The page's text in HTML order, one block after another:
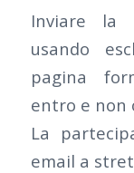
Inviare la
usando
pagina
entro e non
La
email a